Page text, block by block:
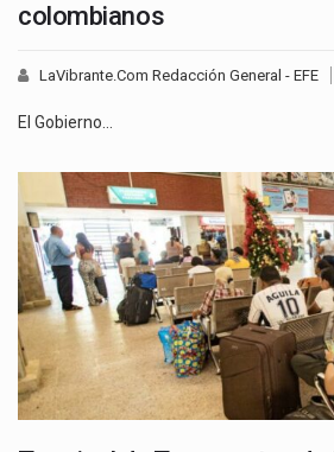
colombianos
LaVibrante.Com Redacción General - EFE
El Gobierno…